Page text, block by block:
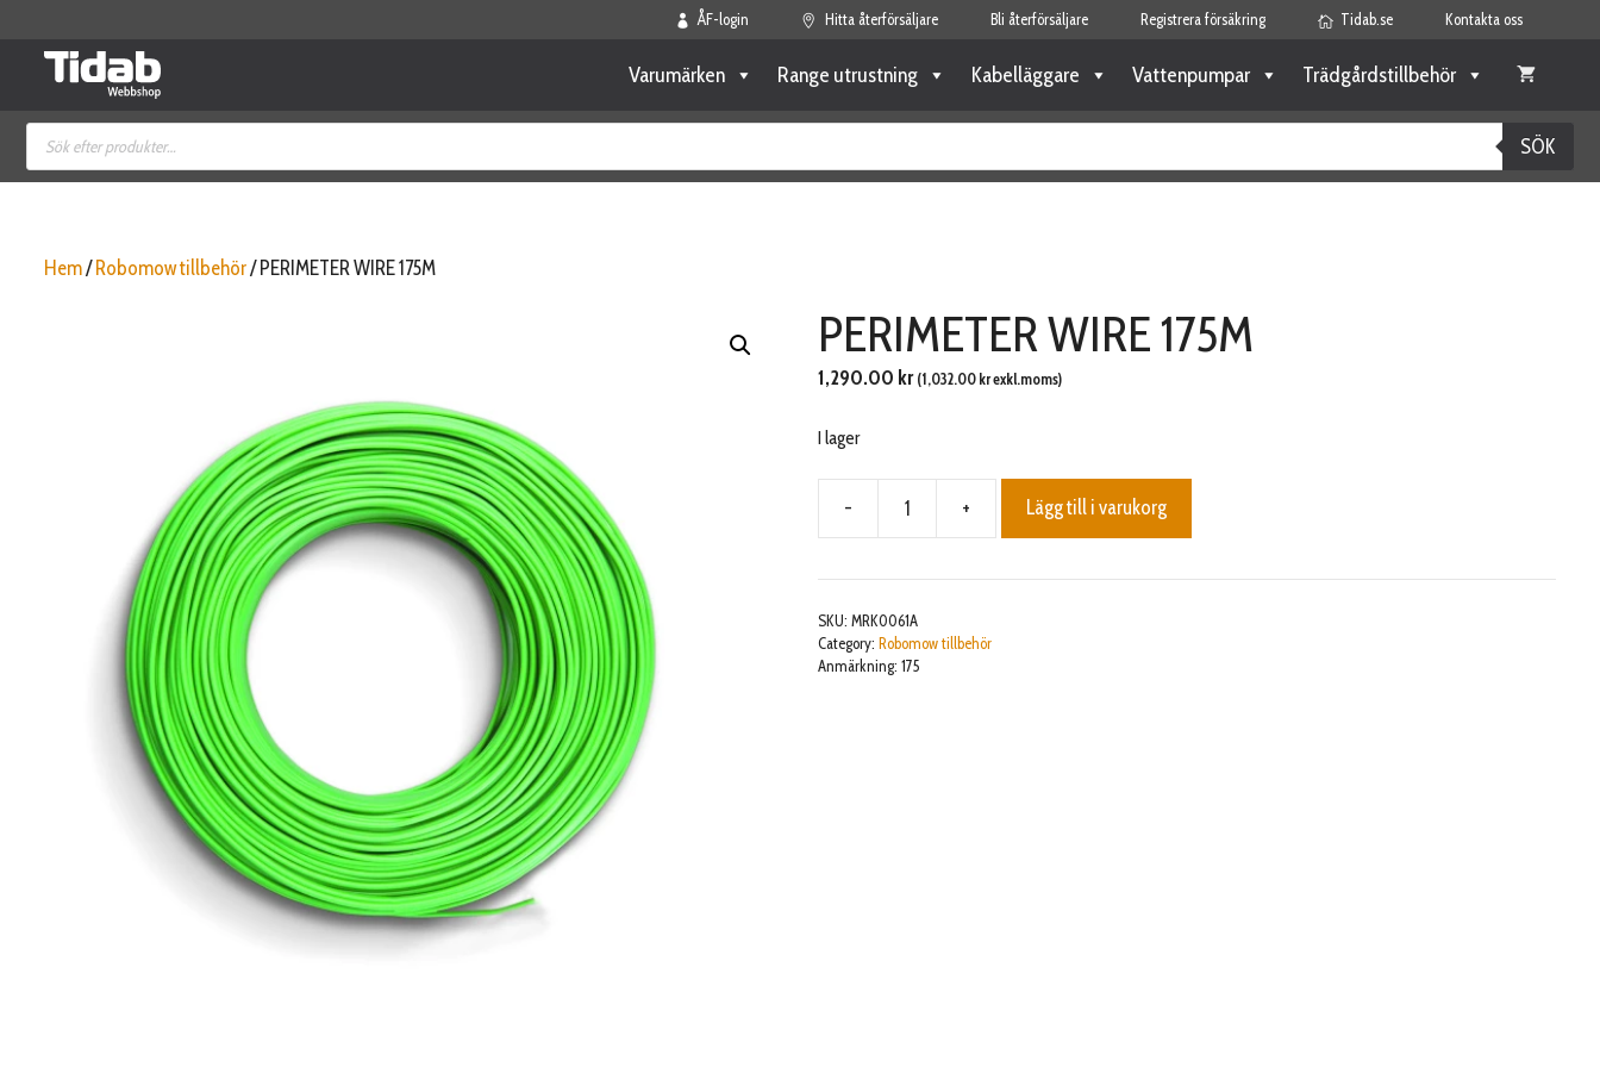
ÅF-login Hitta återförsäljare Bli återförsäljare Registrera försäkring Tidab.se Kontakta oss
Varumärken Range utrustning Kabelläggare Vattenpumpar Trädgårdstillbehör
Produktsökning
SÖK
Hem/ Robomow tillbehör/ PERIMETER WIRE 175M
PERIMETER WIRE 175M
1,290.00 kr (1,032.00 krexkl.moms)
I lager
-
175M
mängd
+ Lägg till i varukorg
SKU: MRK0061A
Category: Robomow tillbehör
Anmärkning: 175